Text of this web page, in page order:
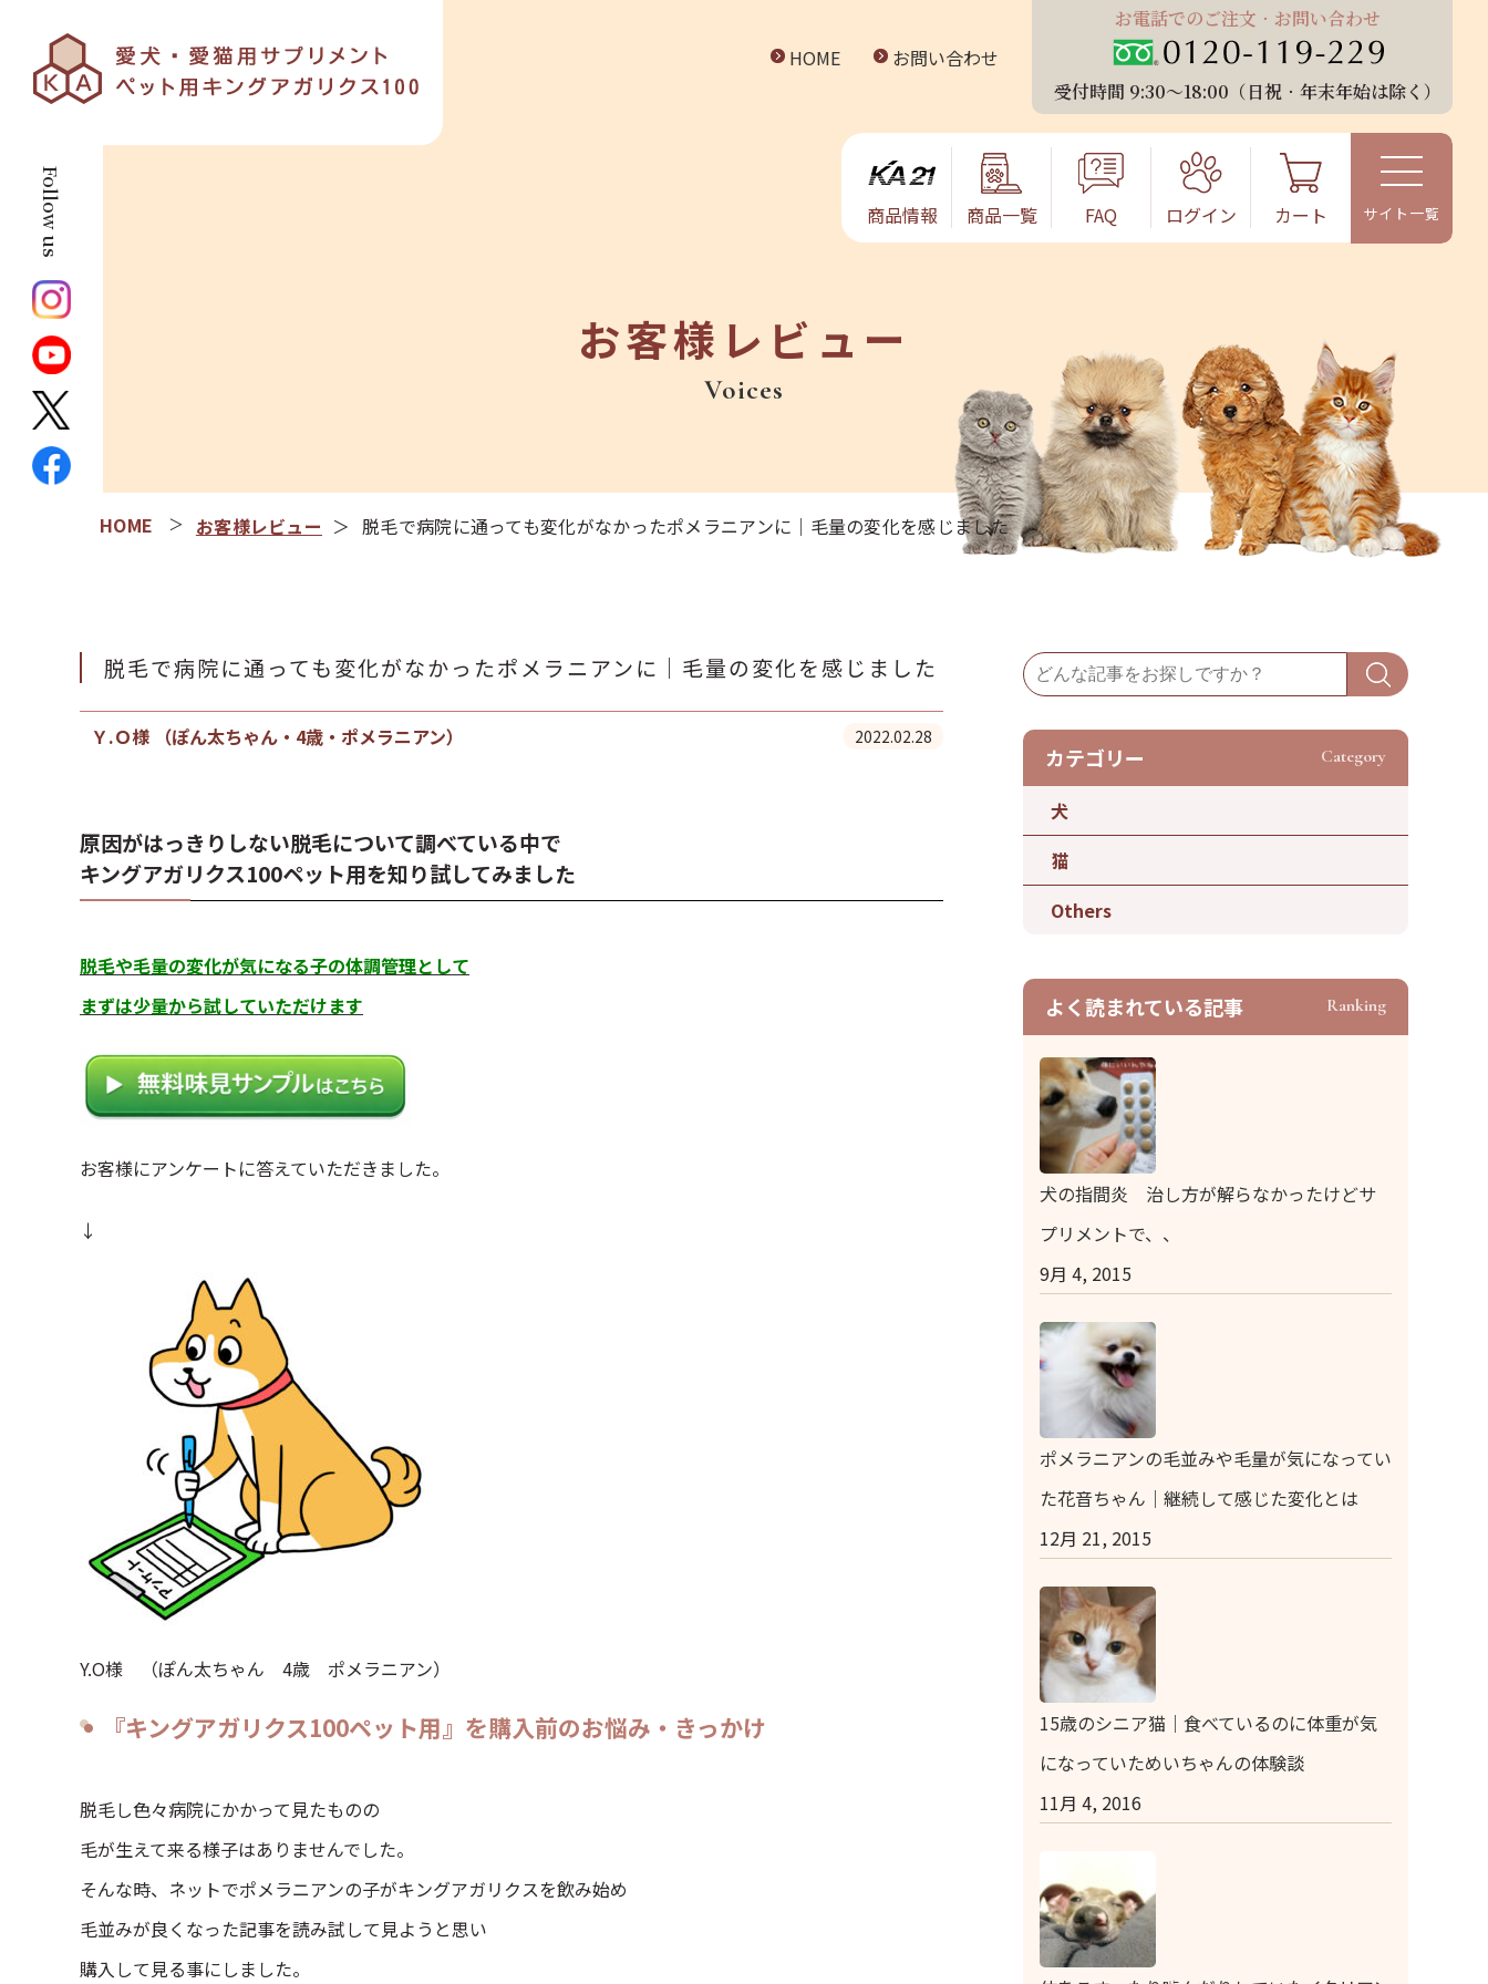
HOME お問い合わせ
お電話でのご注⽂‧お問い合わせ
受付時間 9:30〜18:00（⽇祝‧年末年始は除く）
商品情報 商品⼀覧 FAQ ログイン カート
お客様レビュー
Voices
お客様レビュー 脱毛で病院に通っても変化がなかったポメラニアンに｜毛量の変化を感じました
Follow us
脱毛で病院に通っても変化がなかったポメラニアンに｜毛量の変化を感じました
Ｙ.Ｏ様 （ぽん太ちゃん・4歳・ポメラニアン） 2022.02.28
原因がはっきりしない脱毛について調べている中で
キングアガリクス100ペット用を知り試してみました
脱毛や毛量の変化が気になる子の体調管理として
まずは少量から試していただけます
お客様にアンケートに答えていただきました。
↓
Y.O様 （ぽん太ちゃん 4歳 ポメラニアン）
『キングアガリクス100ペット用』を購入前のお悩み・きっかけ
脱毛し色々病院にかかって見たものの
毛が生えて来る様子はありませんでした。
そんな時、ネットでポメラニアンの子がキングアガリクスを飲み始め
毛並みが良くなった記事を読み試して見ようと思い
購入して見る事にしました。
カテゴリー Category
犬
猫
Others
よく読まれている記事 Ranking
犬の指間炎 治し方が解らなかったけどサ
プリメントで、、
9月 4, 2015
ポメラニアンの毛並みや毛量が気になってい
た花音ちゃん｜継続して感じた変化とは
12月 21, 2015
15歳のシニア猫｜食べているのに体重が気
になっていためいちゃんの体験談
11月 4, 2016